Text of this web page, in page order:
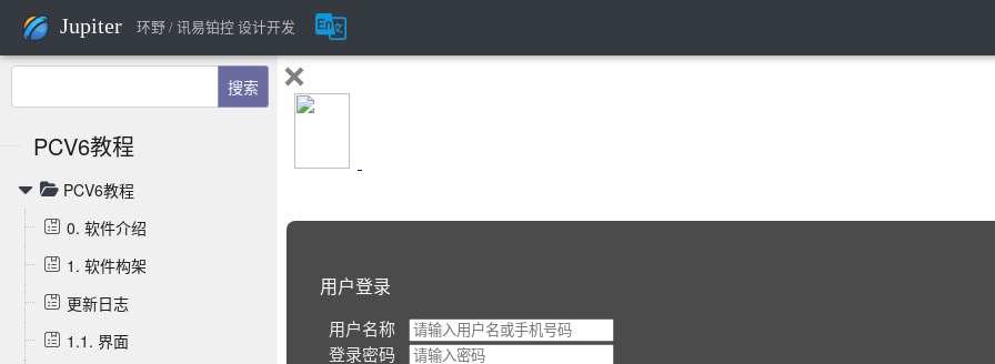
Jupiter 环野 / 讯易铂控 设计开发